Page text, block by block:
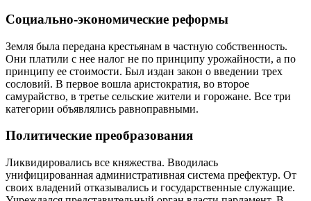
Социально-экономические реформы
Земля была передана крестьянам в частную собственность.
Они платили с нее налог не по принципу урожайности, а по
принципу ее стоимости. Был издан закон о введении трех
сословий. В первое вошла аристократия, во второе
самурайство, в третье сельские жители и горожане. Все три
категории объявлялись равноправными.
Политические преобразования
Ликвидировались все княжества. Вводилась
унифицированная административная система префектур. От
своих владений отказывались и государственные служащие.